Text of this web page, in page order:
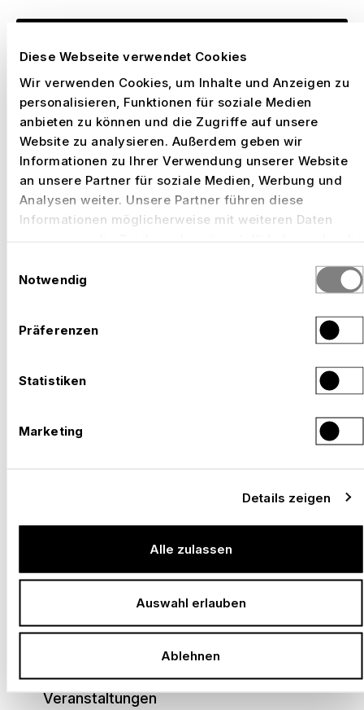
Diese Webseite verwendet Cookies
Wir verwenden Cookies, um Inhalte und Anzeigen zu
personalisieren, Funktionen für soziale Medien
anbieten zu können und die Zugriffe auf unsere
Website zu analysieren. Außerdem geben wir
Informationen zu Ihrer Verwendung unserer Website
an unsere Partner für soziale Medien, Werbung und
Analysen weiter. Unsere Partner führen diese
Informationen möglicherweise mit weiteren Daten
haben.
Notwendig
Präferenzen
Statistiken
Marketing
Details zeigen
Alle zulassen
Auswahl erlauben
Ablehnen
Let's Talk
BIST DU INTERESSIERT?
Lass dich von unserer Leidenschaft anstecken
und bewerbe dich gleich jetzt.
Was wir dir bieten?
Als moderner und zukunftsorientierter
Arbeitgeber aus der Region bieten wir unseren
Mitarbeiterinnen und Mitarbeiter so einiges.
Kommunikation und flachen Hierarchien
Ein unbefristetes Arbeitsverhältnis nach
13. Monatsgehalt und 30 Tage Urlaub
Arbeitsplatz auf dem neuesten Stand der
Eigenverantwortliches und selbstständiges
Vielseitige Möglichkeiten in einem jungen,
modernen Unternehmen
Zugang zu nationalen und internationalen
Veranstaltungen